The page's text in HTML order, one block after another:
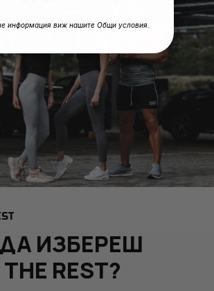
ИЗБЕРЕШ
REST?
информация виж нашите Общи условия.